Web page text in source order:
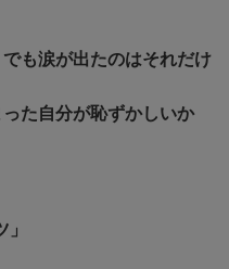
も涙が出たのはそれだけ
った自分が恥ずかしいか